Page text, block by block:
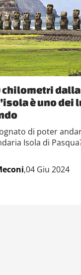
chilometri
è uno dei
di poter
Isola di
,04 Giu 2024